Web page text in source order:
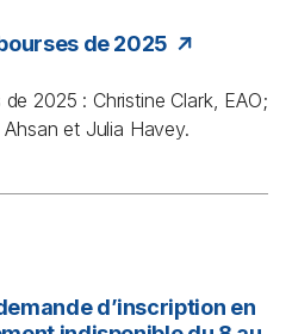
de 2025
2025 : Christine Clark, EAO;
et Julia Havey.
d’inscription en